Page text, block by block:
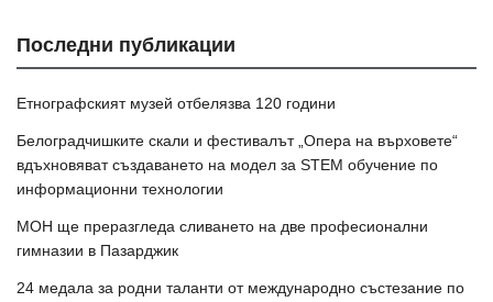
Последни публикации
Етнографският музей отбелязва 120 години
Белоградчишките скали и фестивалът „Опера на върховете“
вдъхновяват създаването на модел за STEM обучение по
информационни технологии
МОН ще преразгледа сливането на две професионални
гимназии в Пазарджик
24 медала за родни таланти от международно състезание по